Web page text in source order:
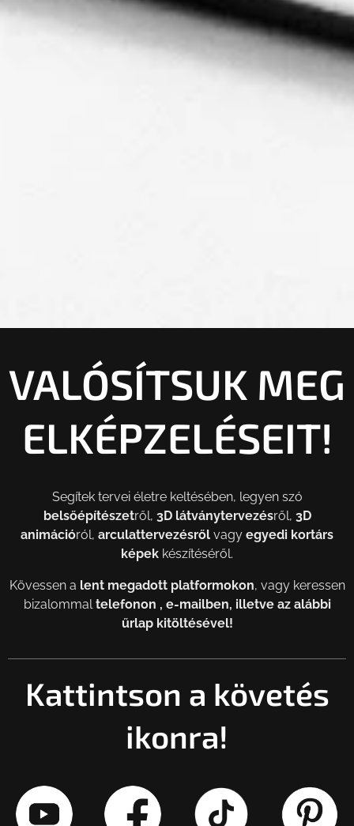
VALÓSÍTSUK MEG
ELKÉPZELÉSEIT!
Segítek tervei életre keltésében, legyen szó
belsőépítészetről, 3D látványtervezésről, 3D
animációról, arculattervezésről vagy egyedi kortárs
képek készítéséről.
Kövessen a lent megadottplatformokon, vagy keressen
bizalommaltelefonon , e-mailben, illetve az alábbi
űrlap kitöltésével!
Kattintson a követés
ikonra!